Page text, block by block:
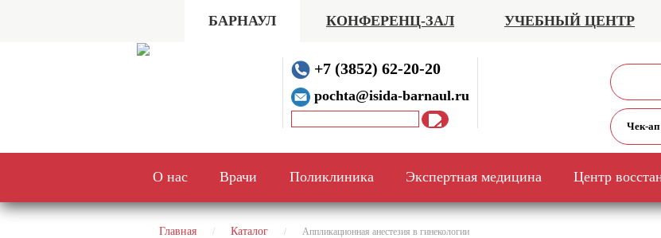
БАРНАУЛ КОНФЕРЕНЦ-ЗАЛ УЧЕБНЫЙ ЦЕНТР
+7 (3852) 62-20-20
pochta@isida-barnaul.ru
Чек-
О нас Врачи Поликлиника Экспертная медицина Центр
Главная Каталог Аппликационная анестезия в гинекологии